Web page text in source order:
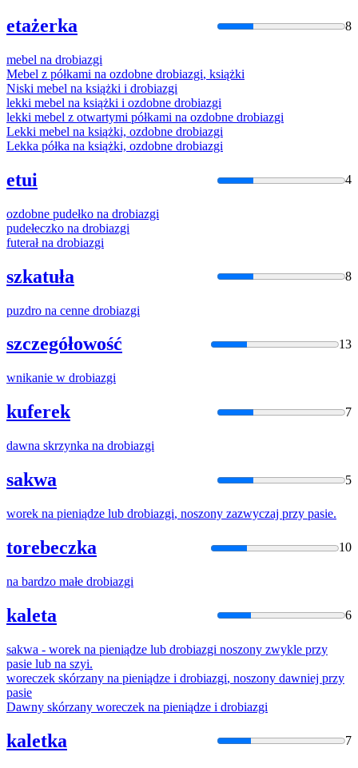
etażerka 8
mebel na drobiazgi
Mebel z półkami na ozdobne drobiazgi, książki
Niski mebel na książki i drobiazgi
lekki mebel na książki i ozdobne drobiazgi
lekki mebel z otwartymi półkami na ozdobne drobiazgi
Lekki mebel na książki, ozdobne drobiazgi
Lekka półka na książki, ozdobne drobiazgi
etui 4
ozdobne pudełko na drobiazgi
pudełeczko na drobiazgi
futerał na drobiazgi
szkatuła 8
puzdro na cenne drobiazgi
szczegółowość 13
wnikanie w drobiazgi
kuferek 7
dawna skrzynka na drobiazgi
sakwa 5
worek na pieniądze lub drobiazgi, noszony zazwyczaj przy pasie.
torebeczka 10
na bardzo małe drobiazgi
kaleta 6
sakwa - worek na pieniądze lub drobiazgi noszony zwykle przy
pasie lub na szyi.
woreczek skórzany na pieniądze i drobiazgi, noszony dawniej przy
pasie
Dawny skórzany woreczek na pieniądze i drobiazgi
kaletka 7